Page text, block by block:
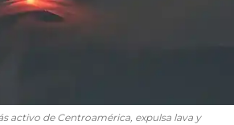
activo de Centroamérica, expulsa lava y